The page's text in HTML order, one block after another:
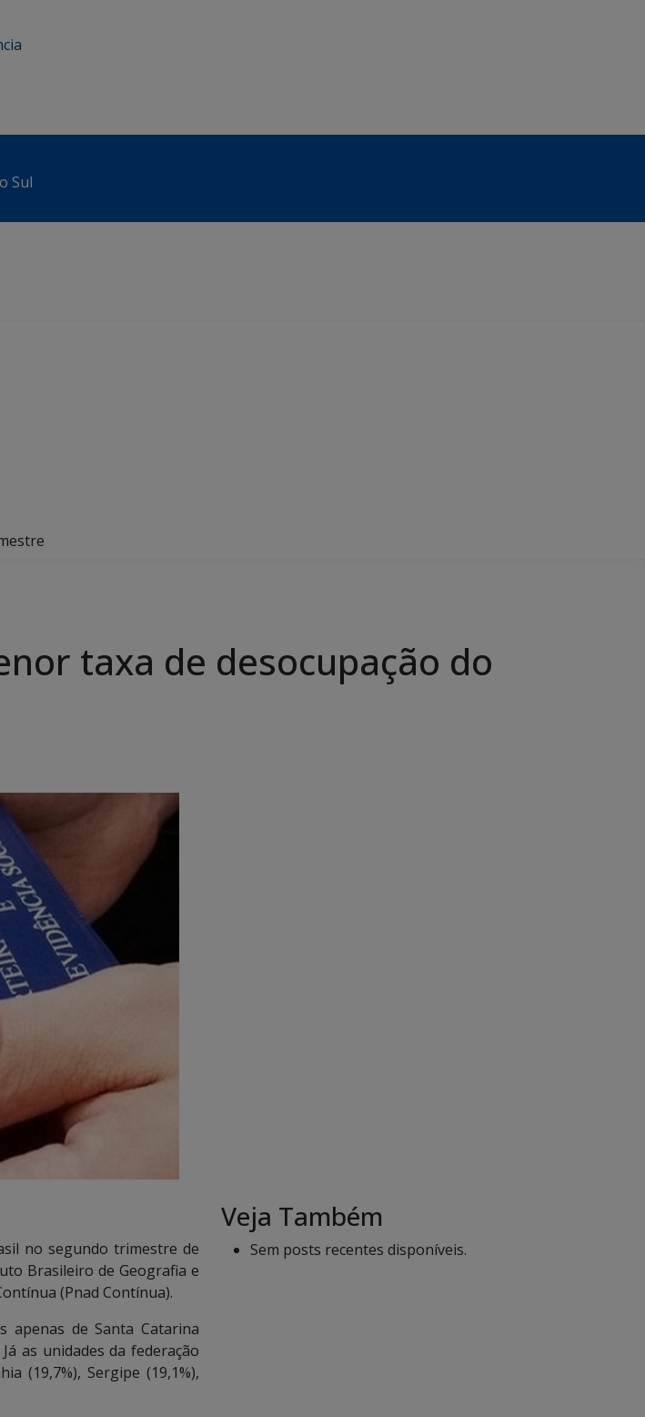
Sul
taxa de desocupação do
no segundo trimestre de
Brasileiro de Geografia e
(Pnad Contínua).
apenas de Santa Catarina
as unidades da federação
(19,7%), Sergipe (19,1%),
Veja Também
Sem posts recentes disponíveis.